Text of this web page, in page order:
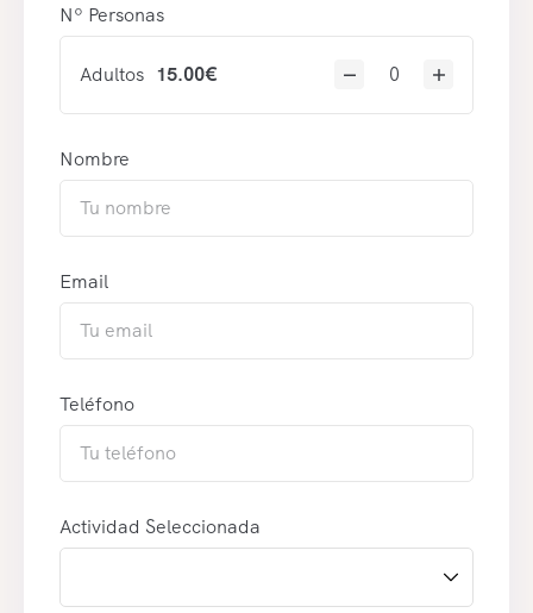
Nº Personas
Adultos 15.00€
Nombre
Email
Teléfono
Actividad Seleccionada